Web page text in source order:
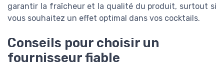
garantir la fraîcheur et la qualité du produit, surtout si
vous souhaitez un effet optimal dans vos cocktails.
Conseils pour choisir un
fournisseur fiable